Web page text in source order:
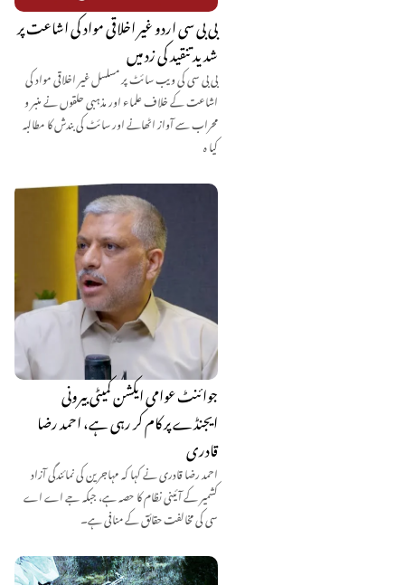
بی بی سی اردو غیر اخلاقی مواد کی اشاعت پر
شدید تنقید کی زد میں
بی بی سی کی ویب سائٹ پر مسلسل غیر اخلاقی مواد کی
اشاعت کے خلاف علماء اور مذہبی حلقوں نے منبر و
محراب سے آواز اٹھانے اور سائٹ کی بندش کا مطالبہ
کیا ہ
جوائنٹ عوامی ایکشن کمیٹی بیرونی
ایجنڈے پر کام کر رہی ہے، احمد رضا
قادری
احمد رضا قادری نے کہا کہ مہاجرین کی نمائندگی آزاد
کشمیر کے آئینی نظام کا حصہ ہے، جبکہ جے اے اے
سی کی مخالفت حقائق کے منافی ہے۔